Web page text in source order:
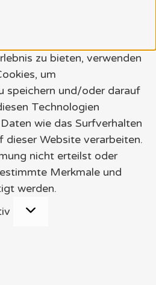
zu bieten, verwenden
um
speichern und/oder darauf
Technologien
wie das Surfverhalten
dieser Website verarbeiten.
nicht erteilst oder
Merkmale und
werden.